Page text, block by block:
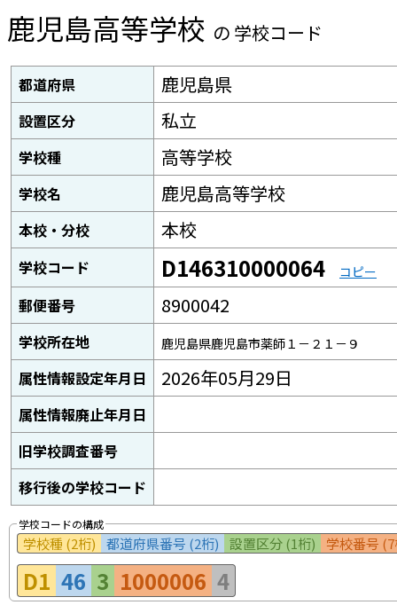
鹿児島高等学校 の 学校コード
都道府県 鹿児島県
設置区分 私立
学校種 高等学校
学校名 鹿児島高等学校
本校・分校 本校
学校コード D146310000064 コピー
郵便番号 8900042
学校所在地 鹿児島県鹿児島市薬師１－２１－９
属性情報設定年月日 2026年05月29日
属性情報廃止年月日
旧学校調査番号
移行後の学校コード
学校コードの構成
学校種 (2桁) 都道府県番号 (2桁) 設置区分 (1桁) 学校番号
D1 46 3 1000006 4